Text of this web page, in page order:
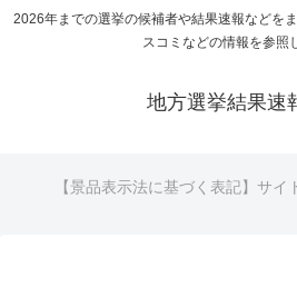
2026年までの選挙の候補者や結果速報などを
スコミなどの情報を参照
地方選挙結果速
【景品表示法に基づく表記】サ